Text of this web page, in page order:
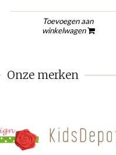
Toevoegen aan
winkelwagen
Onze merken